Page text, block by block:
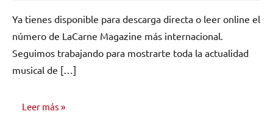
comentarios
Ya tienes disponible para descarga directa o leer online el
número de LaCarne Magazine más internacional.
Seguimos trabajando para mostrarte toda la actualidad
musical de […]
Leer más